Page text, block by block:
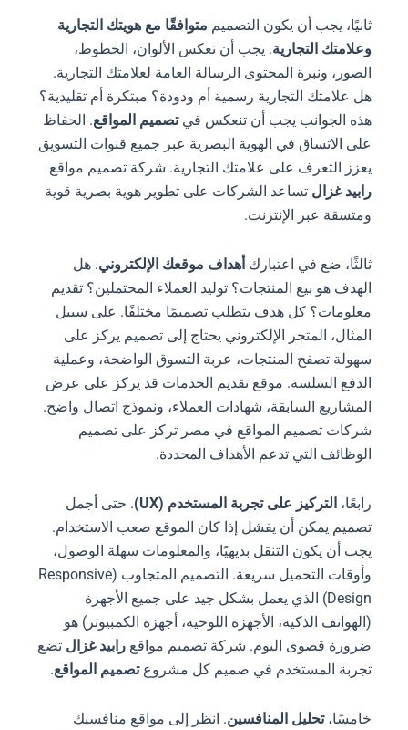
ثانيًا، يجب أن يكون التصميممتوافقًا مع هويتك التجارية
وعلامتك التجارية. يجب أن تعكس الألوان، الخطوط،
الصور، ونبرة المحتوى الرسالة العامة لعلامتك التجارية.
هل علامتك التجارية رسمية أم ودودة؟ مبتكرة أم تقليدية؟
هذه الجوانب يجب أن تنعكس في تصميم المواقع. الحفاظ
على الاتساق في الهوية البصرية عبر جميع قنوات التسويق
يعزز التعرف على علامتك التجارية. شركة تصميم مواقع
رابيد غزالتساعد الشركات على تطوير هوية بصرية قوية
ومتسقة عبر الإنترنت.
ثالثًا، ضع في اعتباركأهداف موقعك الإلكتروني. هل
الهدف هو بيع المنتجات؟ توليد العملاء المحتملين؟ تقديم
معلومات؟ كل هدف يتطلب تصميمًا مختلفًا. على سبيل
المثال، المتجر الإلكتروني يحتاج إلى تصميم يركز على
سهولة تصفح المنتجات، عربة التسوق الواضحة، وعملية
الدفع السلسة. موقع تقديم الخدمات قد يركز على عرض
المشاريع السابقة، شهادات العملاء، ونموذج اتصال واضح.
شركات تصميم المواقع في مصر تركز على تصميم
الوظائف التي تدعم الأهداف المحددة.
رابعًا،التركيز على تجربة المستخدم (UX)
. حتى أجمل
تصميم يمكن أن يفشل إذا كان الموقع صعب الاستخدام.
يجب أن يكون التنقل بديهيًا، والمعلومات سهلة الوصول،
وأوقات التحميل سريعة. التصميم المتجاوب (Responsive
Design) الذي يعمل بشكل جيد على جميع الأجهزة
(الهواتف الذكية، الأجهزة اللوحية، أجهزة الكمبيوتر) هو
ضرورة قصوى اليوم. شركة تصميم مواقعرابيد غزالتضع
تجربة المستخدم في صميم كل مشروعتصميم المواقع.
خامسًا،تحليل المنافسين. انظر إلى مواقع منافسيك